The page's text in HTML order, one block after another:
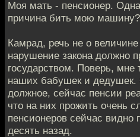
Моя мать - пенсионер.
причина бить мою машину?
Камрад, речь не о
нарушение закона должно
государством. Поверь, мне
наших бабушек и дедушек.
должное, сейчас пенсии
что на них прожить очень
пенсионеров сейчас видно
десять назад.